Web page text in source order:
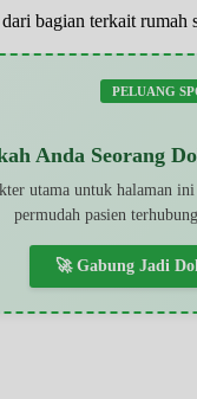
bagian terkait
PELUANG
Anda Seorang
utama untuk halaman
permudah pasien
🚀 Gabung Jadi